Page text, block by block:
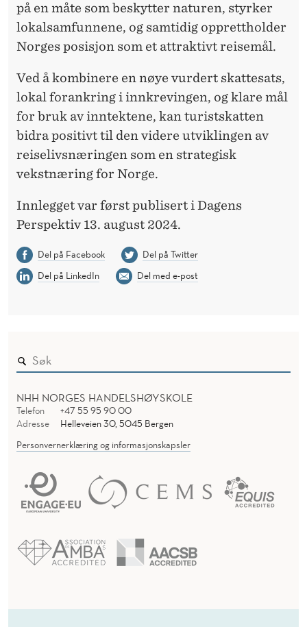
på en måte som beskytter naturen, styrker
lokalsamfunnene, og samtidig opprettholder
Norges posisjon som et attraktivt reisemål.
Ved å kombinere en nøye vurdert skattesats,
lokal forankring i innkrevingen, og klare mål
for bruk av inntektene, kan turistskatten
bidra positivt til den videre utviklingen av
reiselivsnæringen som en strategisk
vekstnæring for Norge.
Innlegget var først publisert i Dagens
Perspektiv 13. august 2024.
Del på Facebook
Del på Twitter
Del på LinkedIn
Del med e-post
NHH NORGES HANDELSHØYSKOLE
Telefon
+47 55 95 90 00
Adresse
Helleveien 30, 5045 Bergen
Personvernerklæring og informasjonskapsler